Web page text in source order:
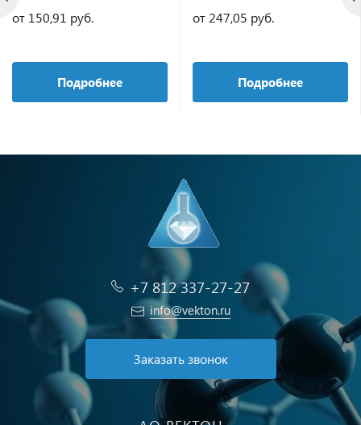
от 150,91 руб.
Подробнее
от 247,05 руб.
Подробнее
+7 812 337-27-27
info@vekton.ru
Заказать звонок